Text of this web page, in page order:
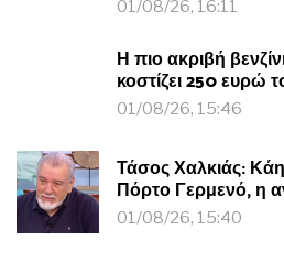
01/08/26, 16:11
Η πιο ακριβή
κοστίζει 250 ευρώ
01/08/26, 15:46
Τάσος Χαλκιάς:
Πόρτο Γερμενό, η
01/08/26, 15:40